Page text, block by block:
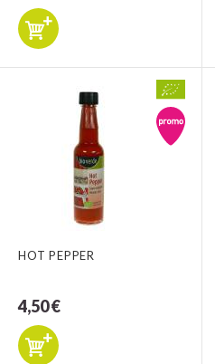
HOT PEPPER
4,50 €